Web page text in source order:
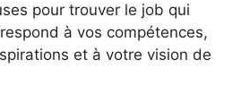
pour trouver le job qui
à vos compétences,
et à votre vision de